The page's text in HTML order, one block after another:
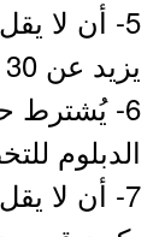
يزيد عن 30 عاماً حسب التاريخ الهجري.
6- يُشترط
الدبلوم
7- أن لا